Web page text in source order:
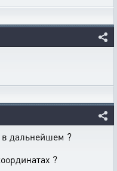
в дальнейшем ?
?